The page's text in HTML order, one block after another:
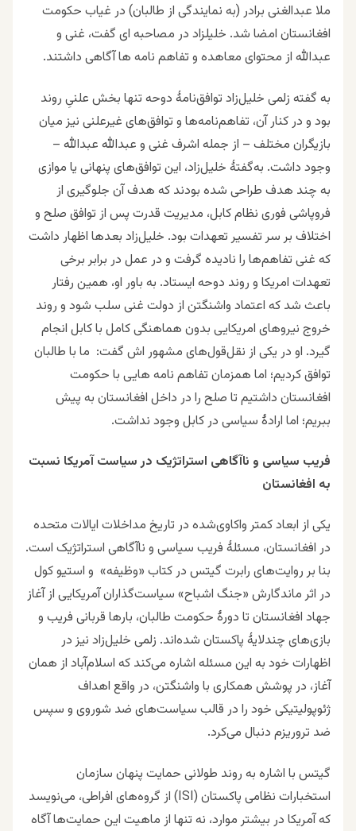
ملا عبدالغنی برادر (به نمایندگی از طالبان) در غیاب حکومت
افغانستان امضا شد. خلیلزاد در مصاحبه ای گفت، غنی و
عبدالله از محتوای معاهده و تفاهم نامه ها آگاهی داشتند.
به گفته زلمی خلیل‌زاد توافق‌نامهٔ دوحه تنها بخش علنیِ روند
بود و در کنار آن، تفاهم‌نامه‌ها و توافق‌های غیرعلنی نیز میان
بازیگران مختلف – از جمله اشرف غنی و عبدالله عبدالله –
وجود داشت. به‌گفتهٔ خلیل‌زاد، این توافق‌های پنهانی یا موازی
به چند هدف طراحی شده بودند که هدف آن جلوگیری از
فروپاشی فوری نظام کابل، مدیریت قدرت پس از توافق صلح و
اختلاف بر سر تفسیر تعهدات بود. خلیل‌زاد بعدها اظهار داشت
که غنی تفاهم‌ها را نادیده گرفت و در عمل در برابر برخی
تعهدات امریکا و روند دوحه ایستاد. به باور او، همین رفتار
باعث شد که اعتماد واشنگتن از دولت غنی سلب شود و روند
خروج نیروهای امریکایی بدون هماهنگی کامل با کابل انجام
گیرد. او در یکی از نقل‌قول‌های مشهور اش گفت: ما با طالبان
توافق کردیم؛ اما همزمان تفاهم نامه هایی با حکومت
افغانستان داشتیم تا صلح را در داخل افغانستان به پیش
ببریم؛ اما ارادۀ سیاسی در کابل وجود نداشت.
فریب سیاسی و ناآگاهی استراتژیک در سیاست آمریکا نسبت
به افغانستان
یکی از ابعاد کمتر واکاوی‌شده در تاریخ مداخلات ایالات متحده
در افغانستان، مسئلهٔ فریب سیاسی و ناآگاهی استراتژیک است.
بنا بر روایت‌های رابرت گیتس در کتاب «وظیفه» و استیو کول
در اثر ماندگارش «جنگ اشباح» سیاست‌گذاران آمریکایی از آغاز
جهاد افغانستان تا دورهٔ حکومت طالبان، بارها قربانی فریب و
بازی‌های چندلایهٔ پاکستان شده‌اند. زلمی خلیل‌زاد نیز در
اظهارات خود به این مسئله اشاره می‌کند که اسلام‌آباد از همان
آغاز، در پوشش همکاری با واشنگتن، در واقع اهداف
ژئوپولیتیکی خود را در قالب سیاست‌های ضد شوروی و سپس
ضد تروریزم دنبال می‌کرد.
گیتس با اشاره به روند طولانی حمایت پنهان سازمان
استخبارات نظامی پاکستان (ISI) از گروه‌های افراطی، می‌نویسد
که آمریکا در بیشتر موارد، نه تنها از ماهیت این حمایت‌ها آگاه